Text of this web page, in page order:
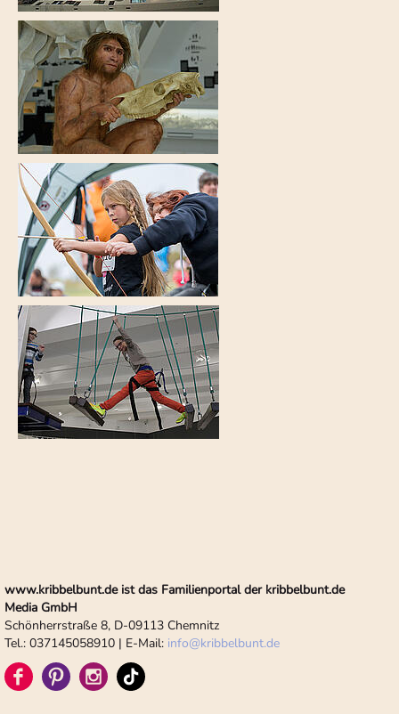
www.kribbelbunt.de ist das Familienportal der kribbelbunt.de
Media GmbH
Schönherrstraße 8, D-09113 Chemnitz
Tel.: 037145058910 | E-Mail: info@kribbelbunt.de